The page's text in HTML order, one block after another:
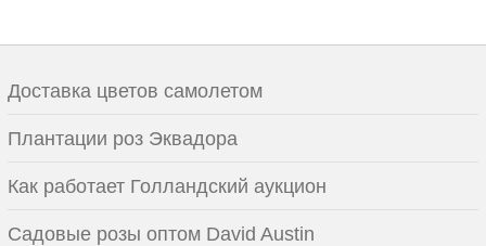
Доставка цветов самолетом
Плантации роз Эквадора
Как работает Голландский аукцион
Садовые розы оптом David Austin